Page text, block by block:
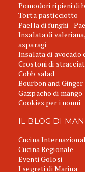
Pomodori ripieni di
Torta pasticciotto
Paella di funghi -
Insalata di
asparagi
Insalata di avocado
Crostoni di
Cobb salad
Bourbon and Ginger
Gazpacho di mango
Cookies per i nonni
IL BLOG DI
Cucina
Cucina Regionale
Eventi Golosi
I segreti di Marina